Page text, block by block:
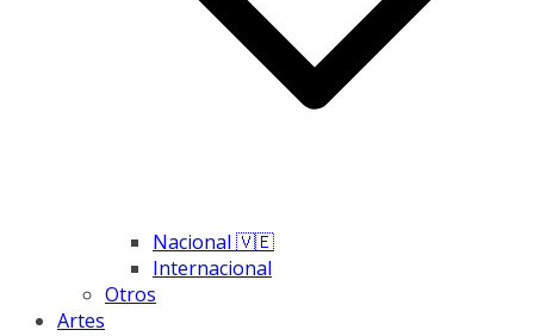
Nacional 🇻🇪
Internacional
Otros
Artes